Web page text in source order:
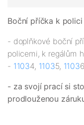
Boční příčka k
- doplňkové boční
policemi, k regálům
- 11034, 11035, 1103
- za svojí prací si
prodlouženou